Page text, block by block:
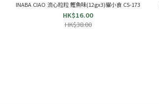
INABA CIAO 流心粒粒 鰹魚味(12gx3)貓小食 CS-173
HK$16.00
HK$38.00